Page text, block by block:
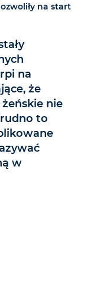
na start
na
że
nie
to
w